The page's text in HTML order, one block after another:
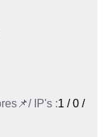
1 / 0 /